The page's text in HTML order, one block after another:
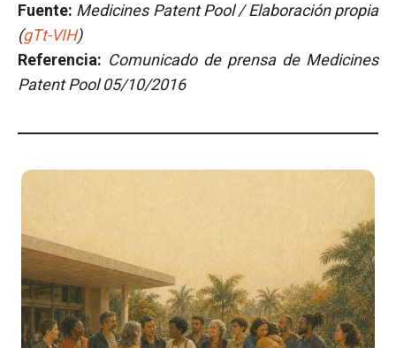
Fuente: Medicines Patent Pool / Elaboración propia
(gTt-VIH)
Referencia: Comunicado de prensa de Medicines
Patent Pool 05/10/2016